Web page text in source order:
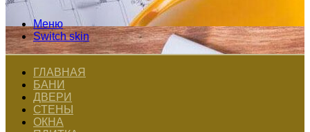
Меню
Switch skin
ГЛАВНАЯ
БАНИ
ДВЕРИ
СТЕНЫ
ОКНА